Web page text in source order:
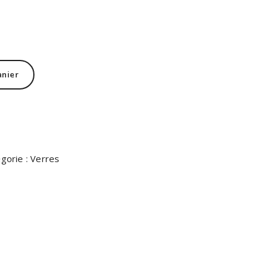
:Verres